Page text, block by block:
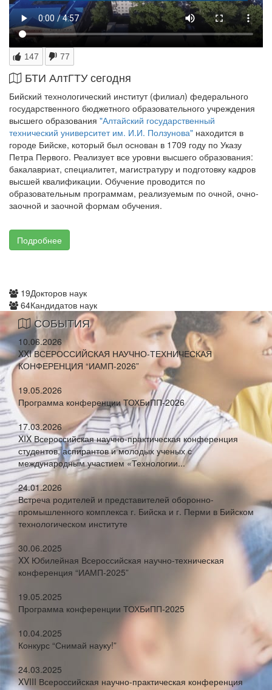
147 77
БТИ АлтГТУ сегодня
Бийский технологический институт (филиал) федерального
государственного бюджетного образовательного учреждения
высшего образования "Алтайский государственный
технический университет им. И.И. Ползунова" находится в
городе Бийске, который был основан в 1709 году по Указу
Петра Первого. Реализует все уровни высшего образования:
бакалавриат, специалитет, магистратуру и подготовку кадров
высшей квалификации. Обучение проводится по
образовательным программам, реализуемым по очной, очно-
заочной и заочной формам обучения.
Подробнее
19Докторов наук
64Кандидатов наук
СОБЫТИЯ
10.06.2026
XXI ВСЕРОССИЙСКАЯ НАУЧНО-ТЕХНИЧЕСКАЯ
КОНФЕРЕНЦИЯ “ИАМП-2026”
19.05.2026
Программа конференции ТОХБиПП-2026
17.03.2026
XIX Всероссийская научно-практическая конференция
студентов, аспирантов и молодых ученых с
международным участием «Технологии...
24.01.2026
Встреча родителей и представителей оборонно-
промышленного комплекса г. Бийска и г. Перми в Бийском
технологическом институте
30.06.2025
XX Юбилейная Всероссийская научно-техническая
конференция “ИАМП-2025”
19.05.2025
Программа конференции ТОХБиПП-2025
10.04.2025
Конкурс “Снимай науку!”
24.03.2025
XVIII Всероссийская научно-практическая конференция